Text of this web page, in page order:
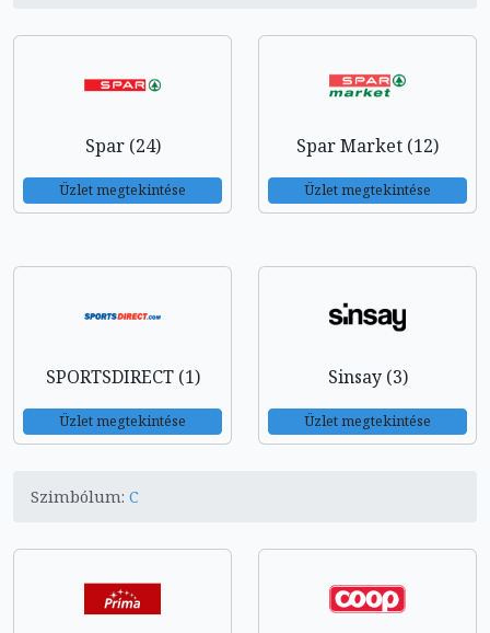
Spar (24)
Üzlet megtekintése
Spar Market (12)
Üzlet megtekintése
SPORTSDIRECT (1)
Üzlet megtekintése
Sinsay (3)
Üzlet megtekintése
Szimbólum: C